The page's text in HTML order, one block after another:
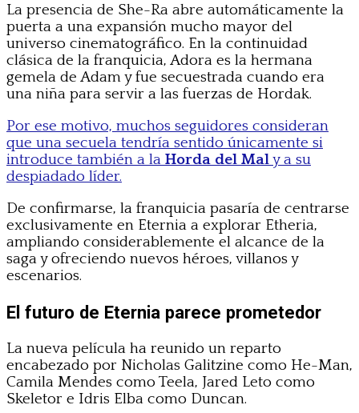
La presencia de She-Ra abre automáticamente la
puerta a una expansión mucho mayor del
universo cinematográfico. En la continuidad
clásica de la franquicia, Adora es la hermana
gemela de Adam y fue secuestrada cuando era
una niña para servir a las fuerzas de Hordak.
Por ese motivo, muchos seguidores consideran
que una secuela tendría sentido únicamente si
introduce también a la Horda del Maly a su
despiadado líder.
De confirmarse, la franquicia pasaría de centrarse
exclusivamente en Eternia a explorar Etheria,
ampliando considerablemente el alcance de la
saga y ofreciendo nuevos héroes, villanos y
escenarios.
El futuro de Eternia parece prometedor
La nueva película ha reunido un reparto
encabezado por Nicholas Galitzine como He-Man,
Camila Mendes como Teela, Jared Leto como
Skeletor e Idris Elba como Duncan.